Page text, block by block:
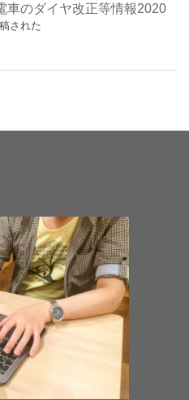
車のダイヤ改正等情報2020
された